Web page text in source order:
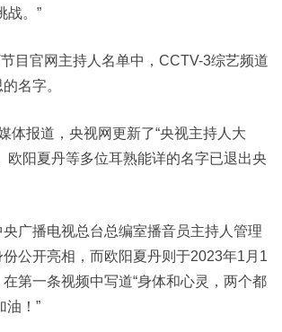
战。”
目官网主持人名单中，CCTV-3综艺频道
名字。
体报道，央视网更新了“央视主持人大
欧阳夏丹等多位耳熟能详的名字已退出央
广播电视总台总编室播音员主持人管理
公开亮相，而欧阳夏丹则于2023年1月1
第一条视频中写道“身体和心灵，两个都
油！”